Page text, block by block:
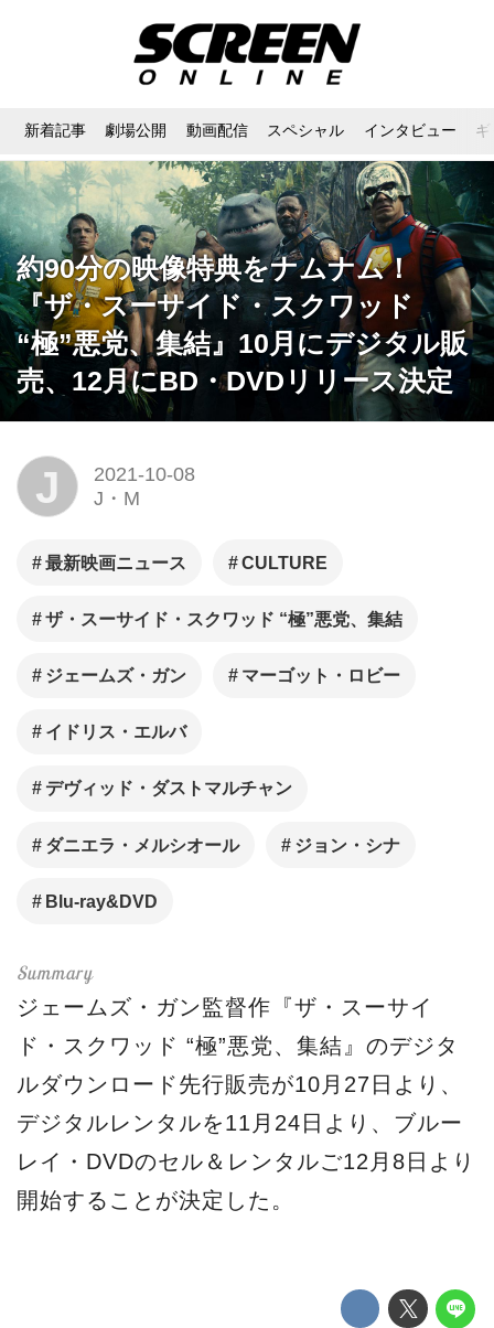
新着記事 劇場公開 動画配信 スペシャル インタビュー
約90分の映像特典をナムナム！
『ザ・スーサイド・スクワッド
“極”悪党、集結』10月にデジタル販
売、12月にBD・DVDリリース決定
J
2021-10-08
J・M
最新映画ニュース CULTURE
ザ・スーサイド・スクワッド “極”悪党、集結
ジェームズ・ガン マーゴット・ロビー
イドリス・エルバ
デヴィッド・ダストマルチャン
ダニエラ・メルシオール ジョン・シナ
Blu-ray&DVD
ジェームズ・ガン監督作『ザ・スーサイ
ド・スクワッド “極”悪党、集結』のデジタ
ルダウンロード先行販売が10月27日より、
デジタルレンタルを11月24日より、ブルー
レイ・DVDのセル＆レンタルご12月8日より
開始することが決定した。